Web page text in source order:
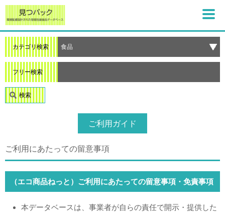
カテゴリ検索
フリー検索
検索
ご利用ガイド
ご利用にあたっての留意事項
（エコ商品ねっと）ご利用にあたっての留意事項・免責事項
本データベースは、事業者が自らの責任で開示・提供した